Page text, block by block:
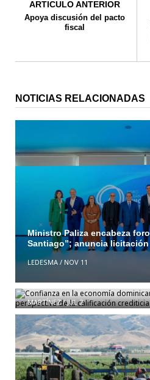
ARTICULO ANTERIOR
Apoya discusión del pacto
fiscal
NOTICIAS RELACIONADAS
Ministro Paliza encabeza
Santiago”; anuncia
LEDESMA/ NOV 11
desde la perspectiva de la
MARTÍNEZ/JUL 2